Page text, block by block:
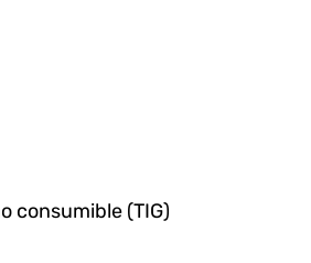
consumible (TIG)